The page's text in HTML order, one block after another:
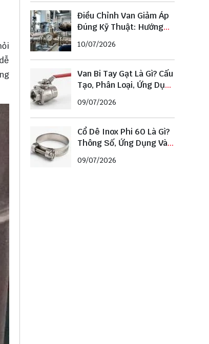
Điều Chỉnh Van Giảm Áp
Đúng Kỹ Thuật: Hướng
Dẫn Chi Tiết Từ A–Z
10/07/2026
Van Bi Tay Gạt Là Gì? Cấu
Tạo, Phân Loại, Ứng Dụng
Và Cách Chọn Chuẩn
09/07/2026
Cổ Dê Inox Phi 60 Là Gì?
Thông Số, Ứng Dụng Và
Cách Chọn Đúng Kích
Thước
09/07/2026